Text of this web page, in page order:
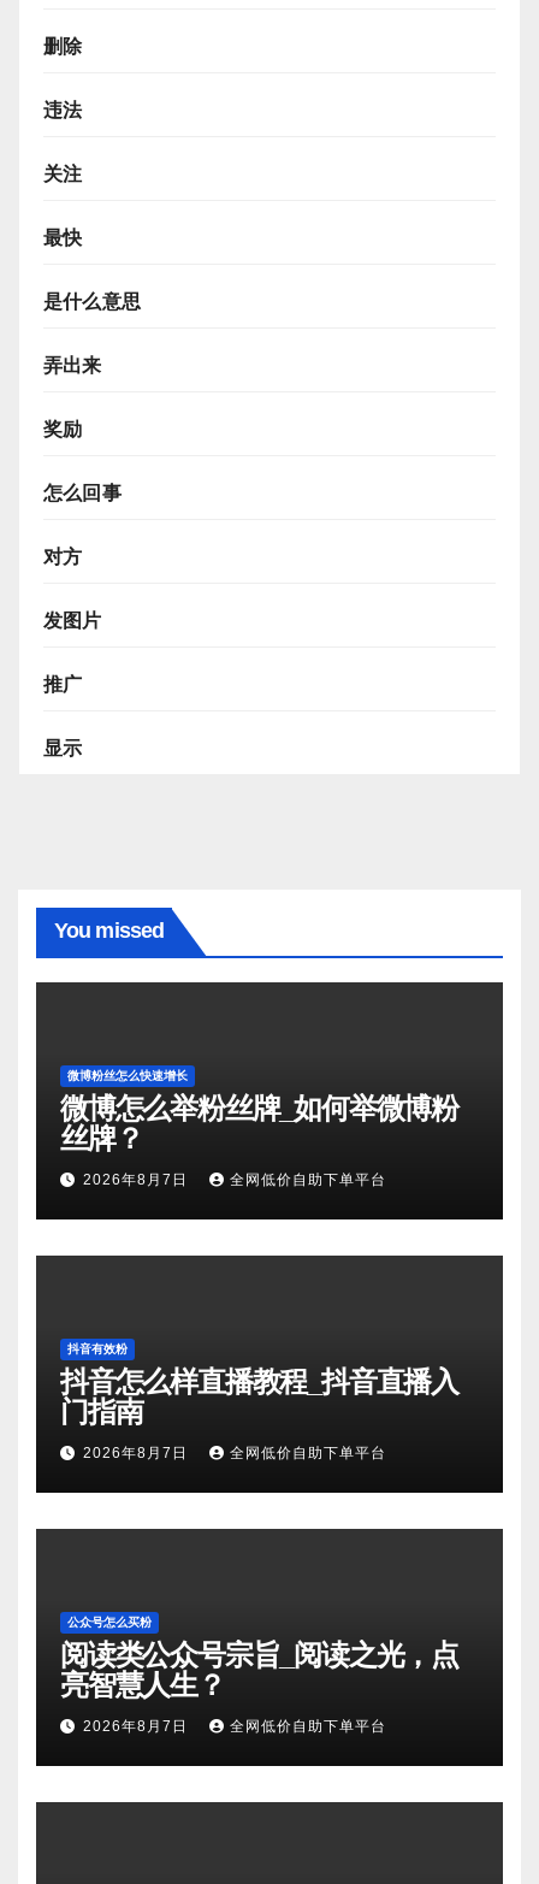
删除
违法
关注
最快
是什么意思
弄出来
奖励
怎么回事
对方
发图片
推广
显示
You missed
微博粉丝怎么快速增长
微博怎么举粉丝牌_如何举微博粉
丝牌？
2026年8月7日 全网低价自助下单平台
抖音有效粉
抖音怎么样直播教程_抖音直播入
门指南
2026年8月7日 全网低价自助下单平台
公众号怎么买粉
阅读类公众号宗旨_阅读之光，点
亮智慧人生？
2026年8月7日 全网低价自助下单平台